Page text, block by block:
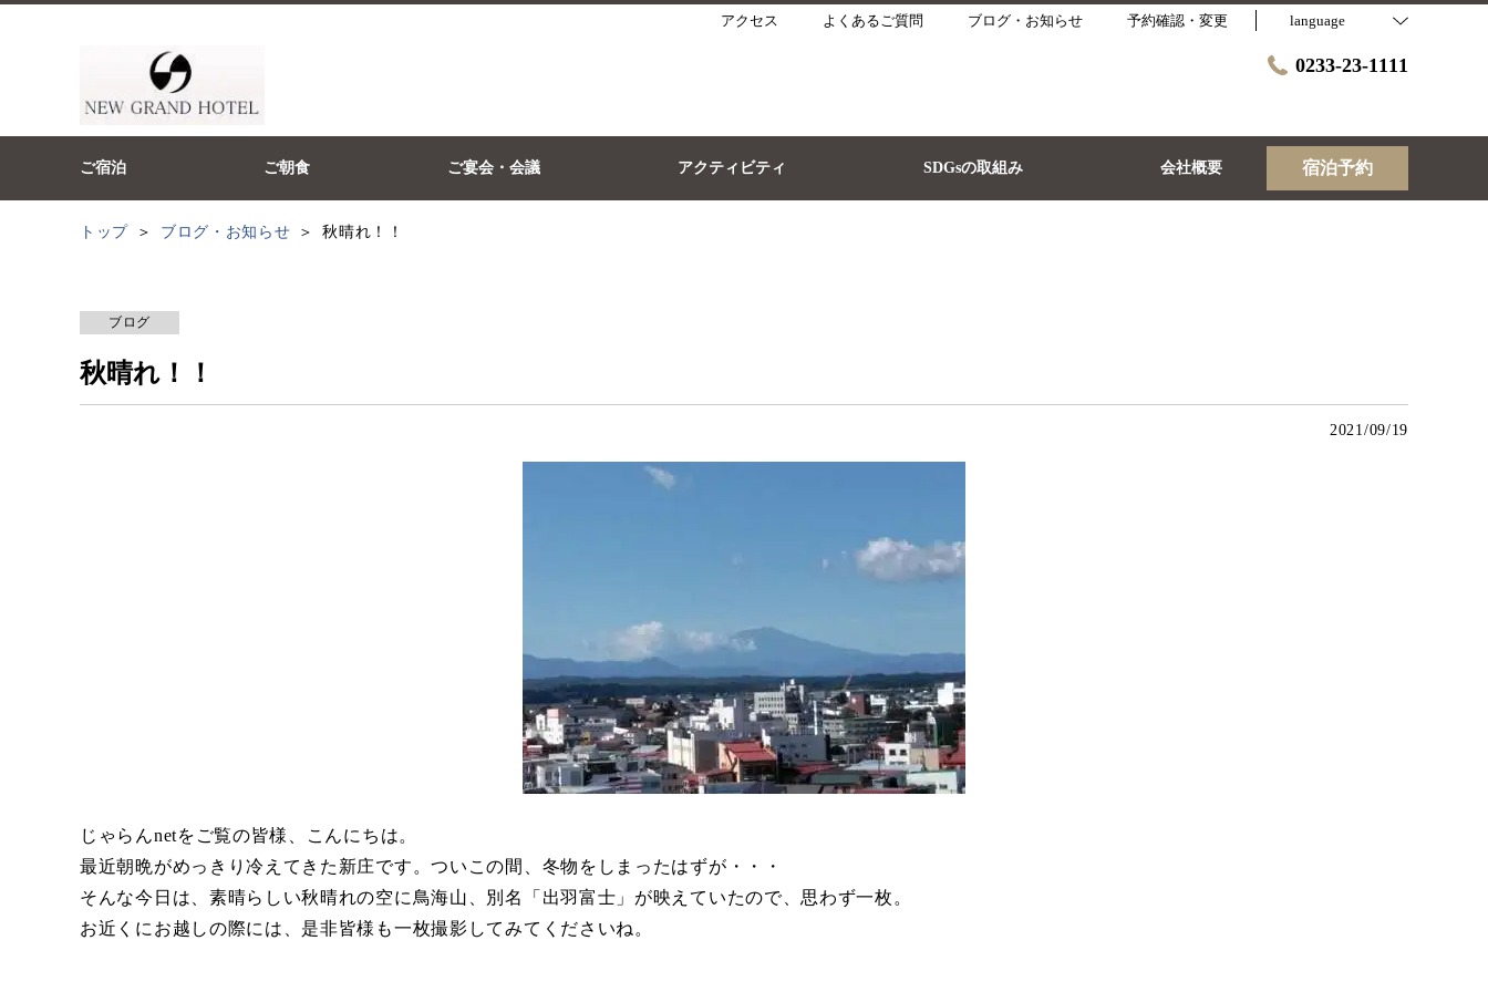
アクセス よくあるご質問 ブログ・お知らせ 予約確認・変更 language
0233-23-1111
ご宿泊 ご朝食 ご宴会・会議 アクティビティ SDGsの取組み 会社概要 宿泊予約
トップ ブログ・お知らせ 秋晴れ！！
ブログ
秋晴れ！！
2021/09/19
じゃらんnetをご覧の皆様、こんにちは。
最近朝晩がめっきり冷えてきた新庄です。ついこの間、冬物をしまったはずが・・・
そんな今日は、素晴らしい秋晴れの空に鳥海山、別名「出羽富士」が映えていたので、思わず一枚。
お近くにお越しの際には、是非皆様も一枚撮影してみてくださいね。